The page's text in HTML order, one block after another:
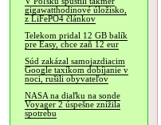
gigawatthodinové úložisko,
z LiFePO4 článkov
Telekom pridal 12 GB balík
pre Easy, chce zaň 12 eur
Súd zakázal samojazdiacim
Google taxíkom dobíjanie v
noci, rušili obyvateľov
NASA na diaľku na sonde
Voyager 2 úspešne znížila
spotrebu